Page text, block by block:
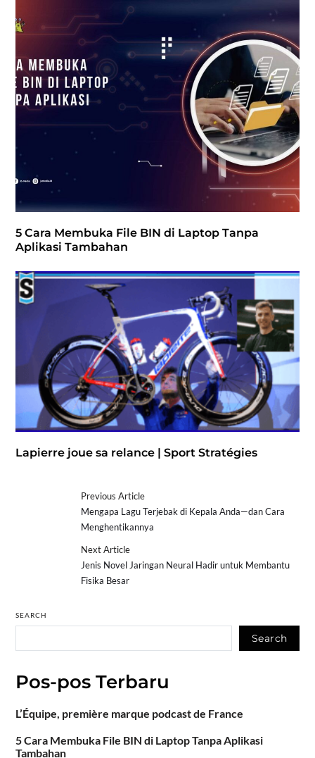
5 Cara Membuka File BIN di Laptop Tanpa
Aplikasi Tambahan
Lapierre joue sa relance | Sport Stratégies
Previous Article
Mengapa Lagu Terjebak di Kepala Anda—dan Cara
Menghentikannya
Next Article
Jenis Novel Jaringan Neural Hadir untuk Membantu
Fisika Besar
SEARCH
Search
Pos-pos Terbaru
L’Équipe, première marque podcast de France
5 Cara Membuka File BIN di Laptop Tanpa Aplikasi
Tambahan